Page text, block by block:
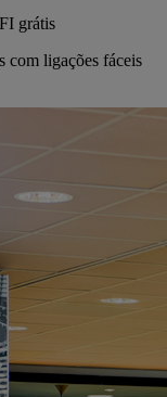
grátis
com ligações fáceis